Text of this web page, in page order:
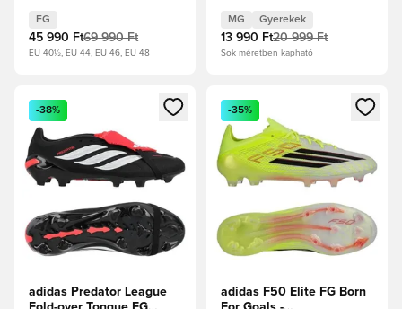
Vasfém/Fehér cipők/
Élénkpiros
FG
45 990 Ft69 990 Ft
EU 40½, EU 44, EU 46, EU 48
Blue/Pink Blast Gyerek
MG Gyerekek
13 990 Ft20 999 Ft
Sok méretben kapható
Megnyit egy modált a bejelentkezéshez vagy a tagként
-38%
adidas Predator League
Megnyit egy modált a
-35%
adidas F50 Elite FG Born